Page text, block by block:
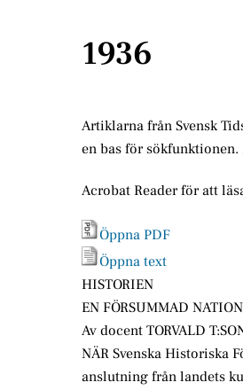
1936
Artiklarna från Svensk
en bas för
Acrobat Reader för att
Öppna PDF
Öppna text
HISTORIEN
EN FÖRSUMMAD
Av docent TORVALD
NÄR Svenska Historiska
anslutning från landets